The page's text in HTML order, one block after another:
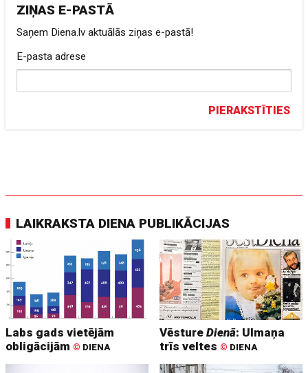
ZIŅAS E-PASTĀ
Saņem Diena.lv aktuālās ziņas e-pastā!
E-pasta adrese
PIERAKSTĪTIES
LAIKRAKSTA DIENA PUBLIKĀCIJAS
Labs gads vietējām
obligācijām © DIENA
VēstureDienā: Ulmaņa
trīs veltes © DIENA